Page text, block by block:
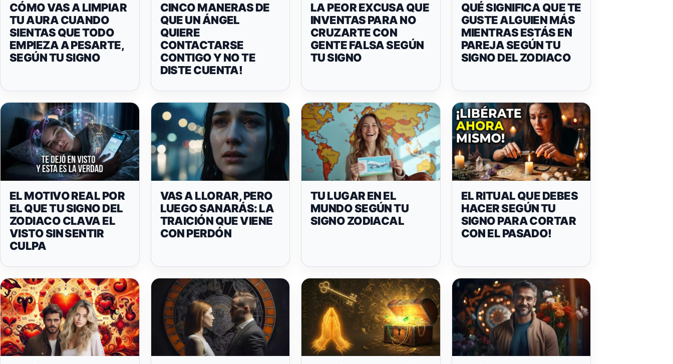
CÓMO VAS A LIMPIAR
TU AURA CUANDO
SIENTAS QUE TODO
EMPIEZA A PESARTE,
SEGÚN TU SIGNO
CINCO MANERAS DE
QUE UN ÁNGEL
QUIERE
CONTACTARSE
CONTIGO Y NO TE
DISTE CUENTA!
LA PEOR EXCUSA QUE
INVENTAS PARA NO
CRUZARTE CON
GENTE FALSA SEGÚN
TU SIGNO
QUÉ SIGNIFICA QUE TE
GUSTE ALGUIEN MÁS
MIENTRAS ESTÁS EN
PAREJA SEGÚN TU
SIGNO DEL ZODIACO
EL MOTIVO REAL POR
EL QUE TU SIGNO DEL
ZODIACO CLAVA EL
VISTO SIN SENTIR
CULPA
VAS A LLORAR, PERO
LUEGO SANARÁS: LA
TRAICIÓN QUE VIENE
CON PERDÓN
TU LUGAR EN EL
MUNDO SEGÚN TU
SIGNO ZODIACAL
EL RITUAL QUE DEBES
HACER SEGÚN TU
SIGNO PARA CORTAR
CON EL PASADO!